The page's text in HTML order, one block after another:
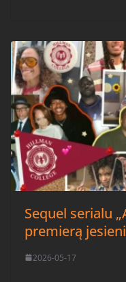
Sequel serialu
premierą
2026-05-17